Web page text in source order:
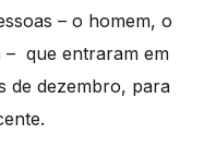
– o homem, o
– que entraram em
de dezembro, para